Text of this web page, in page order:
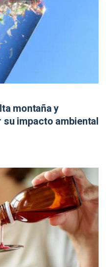
montaña y
impacto ambiental